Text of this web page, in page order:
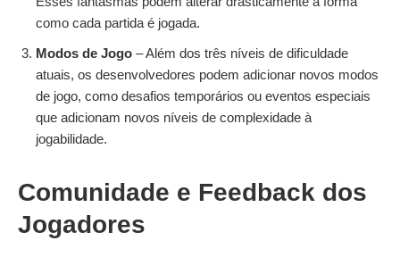
como cada partida é jogada.
Modos de Jogo – Além dos três níveis de dificuldade
atuais, os desenvolvedores podem adicionar novos modos
de jogo, como desafios temporários ou eventos especiais
que adicionam novos níveis de complexidade à
jogabilidade.
Comunidade e Feedback dos
Jogadores